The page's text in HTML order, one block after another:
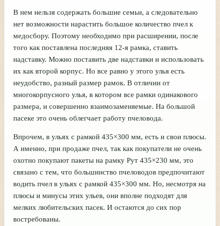
В нем нельзя содержать большие семьи, а следовательно
нет возможности нарастить большое количество пчел к
медосбору. Поэтому необходимо при расширении, после
того как поставлена последняя 12-я рамка, ставить
надставку. Можно поставить две надставки и использовать
их как второй корпус. Но все равно у этого улья есть
неудобство, разный размер рамок. В отличии от
многокорпусного улья, в котором все рамки одинакового
размера, и совершенно взаимозаменяемые. На большой
пасеке это очень облегчает работу пчеловода.
Впрочем, в ульях с рамкой 435×300 мм, есть и свои плюсы.
А именно, при продаже пчел, так как покупатели не очень
охотно покупают пакеты на рамку Рут 435×230 мм, это
связано с тем, что большинство пчеловодов предпочитают
водить пчел в ульях с рамкой 435×300 мм. Но, несмотря на
плюсы и минусы этих ульев, они вполне подходят для
мелких любительских пасек. И остаются до сих пор
востребованы.